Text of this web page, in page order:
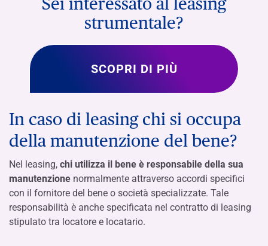
strumentale?
SCOPRI DI PIÙ
In caso di leasing chi si occupa
della manutenzione del bene?
Nel leasing, chi utilizza il bene è responsabile della sua
manutenzione normalmente attraverso accordi specifici
con il fornitore del bene o società specializzate. Tale
responsabilità è anche specificata nel contratto di leasing
stipulato tra locatore e locatario.